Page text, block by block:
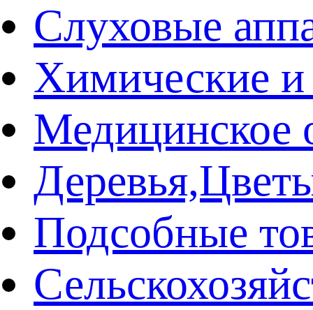
Слуховые
Химические
Медицинское
Подсобные